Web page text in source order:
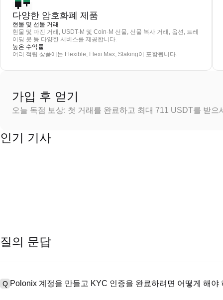
다양한 암호화폐 제품
현물 및 선물 거래
현물 및 마진 거래, USDT-M 및 Coin-M 선물, 선물 복사 거래, 옵션, 트레
이딩 봇 등 다양한 서비스를 제공합니다.
높은 수익률
여러 적립 상품에는 Flexible, Flexi Max, Staking이 포함됩니다.
가입 후 얻기
오늘 독점 보상: 첫 거래를 완료하고 최대 711 USDT를 받으
인기 기사
질의 문답
Q Polonix 계정을 만들고 KYC 인증을 완료하려면 어떻게 해야